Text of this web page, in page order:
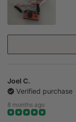
Joel C.
Verified purchase
8 months ago